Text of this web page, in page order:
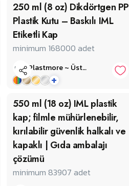
250 ml (8 oz) Dikdörtgen PP
Plastik Kutu – Baskılı IML
Etiketli Kap
minimum 168000 adet
Plastmore ~ Üstün Plastik
+
550 ml (18 oz) IML plastik
kap; filmle mühürlenebilir,
kırılabilir güvenlik halkalı ve
kapaklı | Gıda ambalajı
çözümü
minimum 83907 adet